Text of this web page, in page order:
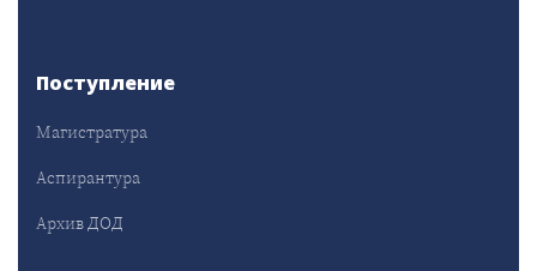
Поступление
Магистратура
Аспирантура
Архив ДОД